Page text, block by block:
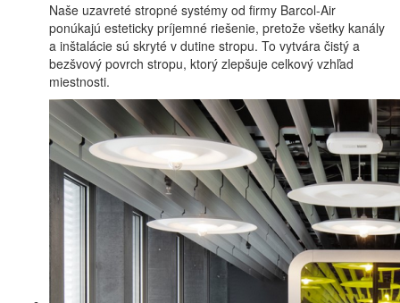
Naše uzavreté stropné systémy od firmy Barcol-Air
ponúkajú esteticky príjemné riešenie, pretože všetky kanály
a inštalácie sú skryté v dutine stropu. To vytvára čistý a
bezšvový povrch stropu, ktorý zlepšuje celkový vzhľad
miestnosti.